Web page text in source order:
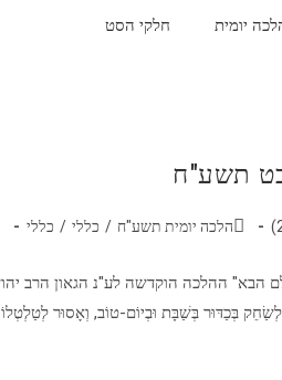
יומית חלקי הסט
תשע"ח
הלכה יומית תשע"ח / כללי / כללי
הבא" ההלכה הוקדשה לע"נ הגאון הרב
בְּכַדּוּר בְּשַׁבָּת וּבְיוֹם-טוֹב, וְאָסוּר